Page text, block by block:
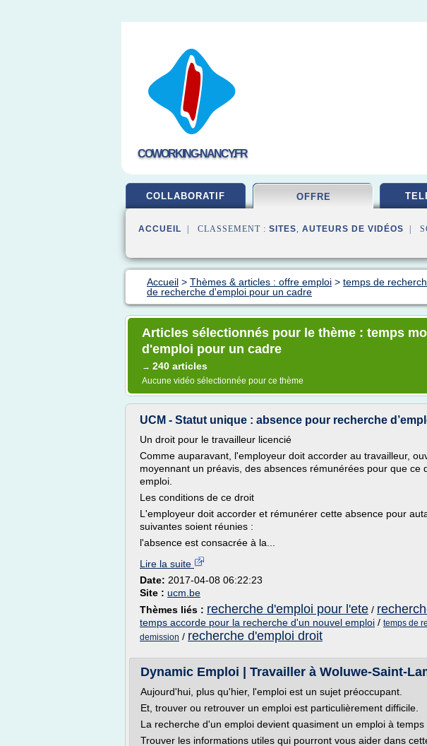
COWORKING-NANCY.FR
COLLABORATIF OFFRE
ACCUEIL | CLASSEMENT : SITES, AUTEURS DE VIDÉOS |
Accueil > Thèmes & articles : offre emploi > temps de
de recherche d'emploi pour un cadre
Articles sélectionnés pour le thème : temps
d'emploi pour un cadre
→ 240 articles
Aucune vidéo sélectionnée pour ce thème
UCM - Statut unique : absence pour recherche
Un droit pour le travailleur licencié
Comme auparavant, l'employeur doit accorder au travailleur,
moyennant un préavis, des absences rémunérées pour que ce
emploi.
Les conditions de ce droit
L'employeur doit accorder et rémunérer cette absence pour
suivantes soient réunies :
l'absence est consacrée à la...
Lire la suite
Date: 2017-04-08 06:22:23
Site : ucm.be
Thèmes liés : recherche d'emploi pour l'ete /
temps accorde pour la recherche d'un nouvel emploi / temps de
demission / recherche d'emploi droit
Dynamic Emploi | Travailler à Woluwe-Saint-
Aujourd'hui, plus qu'hier, l'emploi est un sujet préoccupant.
Et, trouver ou retrouver un emploi est particulièrement difficile.
La recherche d'un emploi devient quasiment un emploi à temps
Trouver les informations utiles qui pourront vous aider dans